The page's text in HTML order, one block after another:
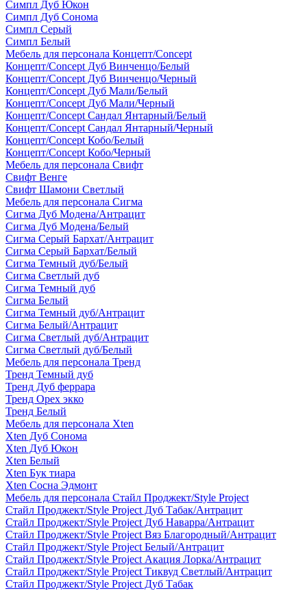
Симпл Дуб Юкон
Симпл Дуб Сонома
Симпл Серый
Симпл Белый
Мебель для персонала Концепт/Concept
Концепт/Concept Дуб Винченцо/Белый
Концепт/Concept Дуб Винченцо/Черный
Концепт/Concept Дуб Мали/Белый
Концепт/Concept Дуб Мали/Черный
Концепт/Concept Сандал Янтарный/Белый
Концепт/Concept Сандал Янтарный/Черный
Концепт/Concept Кобо/Белый
Концепт/Concept Кобо/Черный
Мебель для персонала Свифт
Свифт Венге
Свифт Шамони Светлый
Мебель для персонала Сигма
Сигма Дуб Модена/Антрацит
Сигма Дуб Модена/Белый
Сигма Серый Бархат/Антрацит
Сигма Серый Бархат/Белый
Сигма Темный дуб/Белый
Сигма Светлый дуб
Сигма Темный дуб
Сигма Белый
Сигма Темный дуб/Антрацит
Сигма Белый/Антрацит
Сигма Светлый дуб/Антрацит
Сигма Светлый дуб/Белый
Мебель для персонала Тренд
Тренд Темный дуб
Тренд Дуб феррара
Тренд Орех экко
Тренд Белый
Мебель для персонала Xten
Xten Дуб Сонома
Xten Дуб Юкон
Xten Белый
Xten Бук тиара
Xten Сосна Эдмонт
Мебель для персонала Стайл Проджект/Style Project
Стайл Проджект/Style Project Дуб Табак/Антрацит
Стайл Проджект/Style Project Дуб Наварра/Антрацит
Стайл Проджект/Style Project Вяз Благородный/Антрацит
Стайл Проджект/Style Project Белый/Антрацит
Стайл Проджект/Style Project Акация Лорка/Антрацит
Стайл Проджект/Style Project Тиквуд Светлый/Антрацит
Стайл Проджект/Style Project Дуб Табак